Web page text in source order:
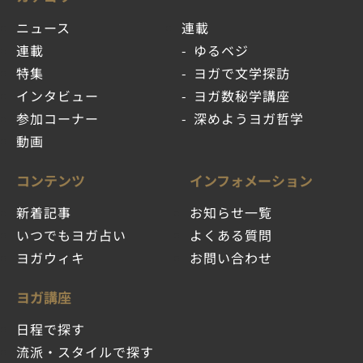
ニュース
連載
特集
インタビュー
参加コーナー
動画
連載
ゆるベジ
ヨガで文学探訪
ヨガ数秘学講座
深めようヨガ哲学
コンテンツ
新着記事
いつでもヨガ占い
ヨガウィキ
ヨガ講座
日程で探す
流派・スタイルで探す
インフォメーション
お知らせ一覧
よくある質問
お問い合わせ